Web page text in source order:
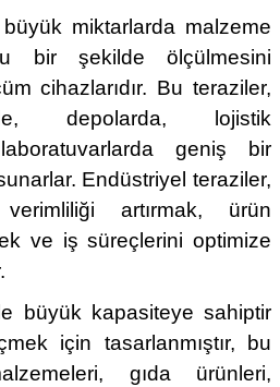
miktarlarda malzeme
bir şekilde ölçülmesini
cihazlarıdır. Bu teraziler,
depolarda, lojistik
geniş bir
Endüstriyel teraziler,
artırmak, ürün
ve iş süreçlerini optimize
büyük kapasiteye sahiptir
için tasarlanmıştır, bu
gıda ürünleri,